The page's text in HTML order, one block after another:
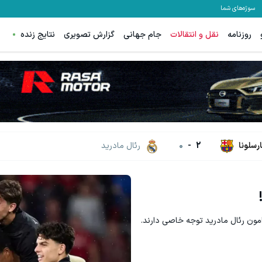
سوژه‌های شما
روزنامه نقل و انتقالات جام جهانی گزارش تصویری نتایج زنده
2
-
0 رئال مادرید
رئال مادرید توجه خاصی دارند.